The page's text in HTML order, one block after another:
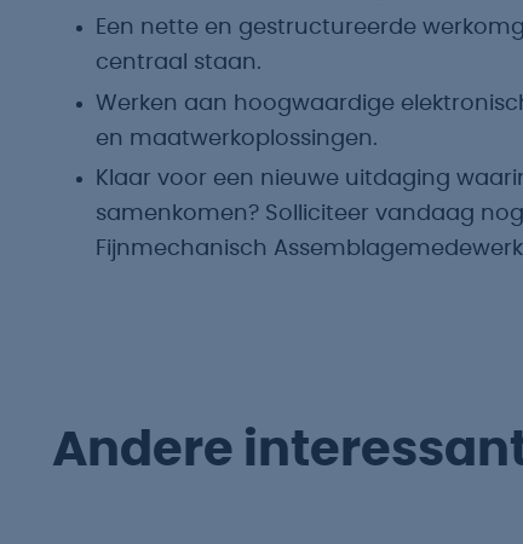
Een nette en gestructureerde
centraal staan.
Werken aan hoogwaardige
en maatwerkoplossingen.
Klaar voor een nieuwe uitdaging
samenkomen? Solliciteer vandaag
Fijnmechanisch
Andere